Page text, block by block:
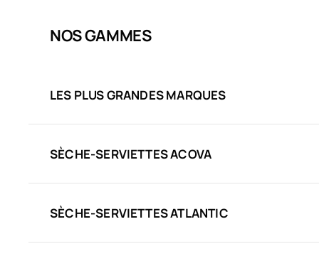
NOS GAMMES
LES PLUS GRANDES MARQUES
SÈCHE-SERVIETTES ACOVA
SÈCHE-SERVIETTES ATLANTIC